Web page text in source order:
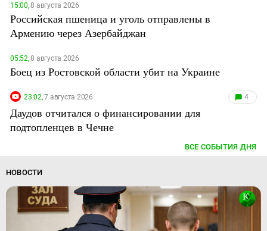
15:00,8 августа 2026
Российская пшеница и уголь отправлены в
Армению через Азербайджан
05:52,8 августа 2026
Боец из Ростовской области убит на Украине
23:02,7 августа 2026 4
Даудов отчитался о финансировании для
подтопленцев в Чечне
ВСЕ СОБЫТИЯ ДНЯ
НОВОСТИ